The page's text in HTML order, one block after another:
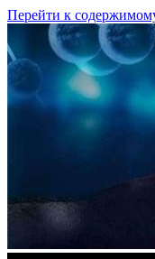
Перейти к